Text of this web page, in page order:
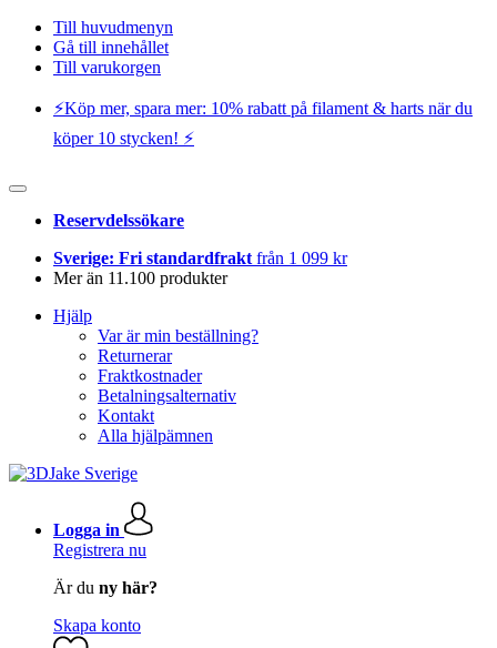
Till huvudmenyn
Gå till innehållet
Till varukorgen
⚡️Köp mer, spara mer: 10% rabatt på filament & harts när du
köper 10 stycken! ⚡️
Reservdelssökare
Sverige: Fri standardfrakt från 1 099 kr
Mer än 11.100 produkter
Hjälp
Var är min beställning?
Returnerar
Fraktkostnader
Betalningsalternativ
Kontakt
Alla hjälpämnen
Logga in
Registrera nu
Är du ny här?
Skapa konto